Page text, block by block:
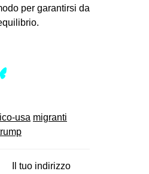
per garantirsi da
usa migranti
Il tuo indirizzo